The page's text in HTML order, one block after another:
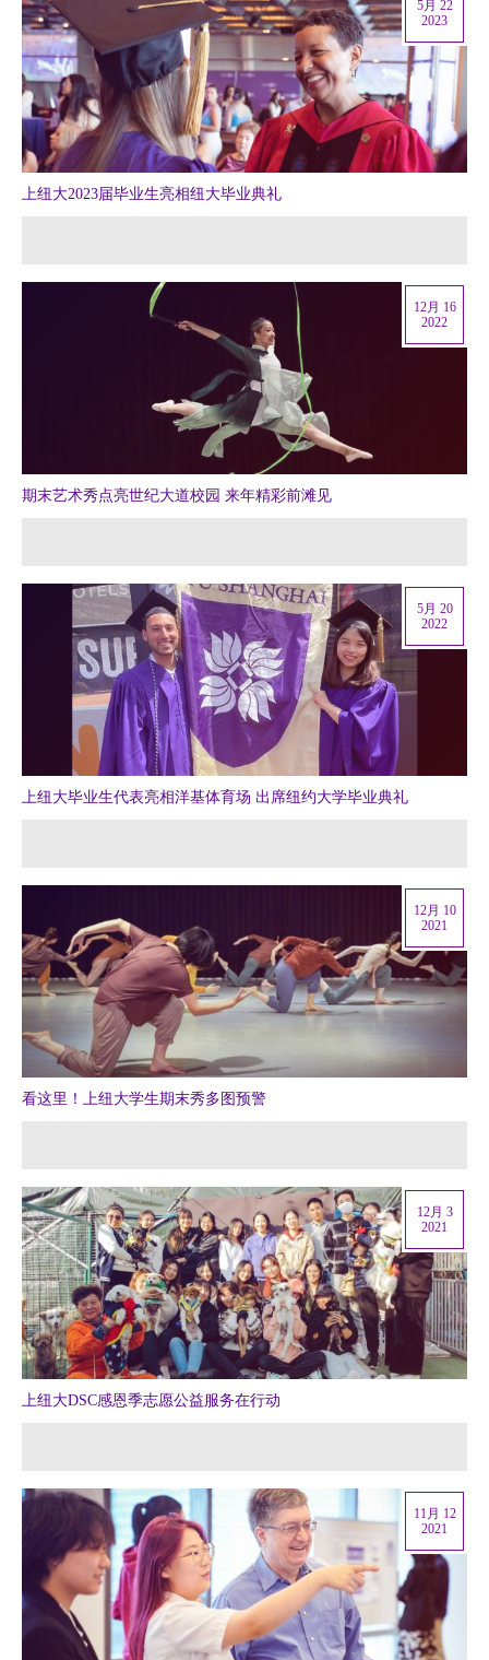
上纽大2023届毕业生亮相纽大毕业典礼
5月 22
2023
期末艺术秀点亮世纪大道校园 来年精彩前滩见
12月 16
2022
上纽大毕业生代表亮相洋基体育场 出席纽约大学毕业典礼
5月 20
2022
看这里！上纽大学生期末秀多图预警
12月 10
2021
上纽大DSC感恩季志愿公益服务在行动
12月 3
2021
11月 12
2021